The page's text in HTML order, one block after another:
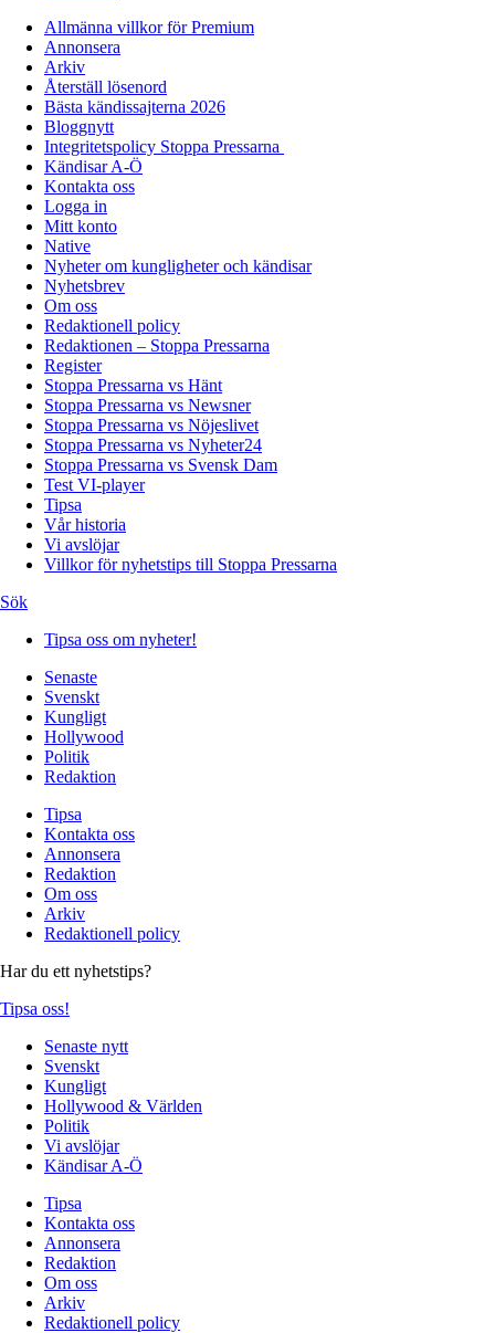
Allmänna villkor för Premium
Annonsera
Arkiv
Återställ lösenord
Bästa kändissajterna 2026
Bloggnytt
Integritetspolicy Stoppa Pressarna
Kändisar A-Ö
Kontakta oss
Logga in
Mitt konto
Native
Nyheter om kungligheter och kändisar
Nyhetsbrev
Om oss
Redaktionell policy
Redaktionen – Stoppa Pressarna
Register
Stoppa Pressarna vs Hänt
Stoppa Pressarna vs Newsner
Stoppa Pressarna vs Nöjeslivet
Stoppa Pressarna vs Nyheter24
Stoppa Pressarna vs Svensk Dam
Test VI-player
Tipsa
Vår historia
Vi avslöjar
Villkor för nyhetstips till Stoppa Pressarna
Sök
Tipsa oss om nyheter!
Senaste
Svenskt
Kungligt
Hollywood
Politik
Redaktion
Tipsa
Kontakta oss
Annonsera
Redaktion
Om oss
Arkiv
Redaktionell policy
Har du ett nyhetstips?
Tipsa oss!
Senaste nytt
Svenskt
Kungligt
Hollywood & Världen
Politik
Vi avslöjar
Kändisar A-Ö
Tipsa
Kontakta oss
Annonsera
Redaktion
Om oss
Arkiv
Redaktionell policy